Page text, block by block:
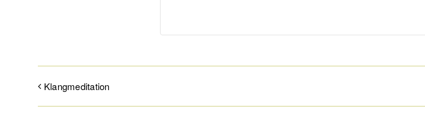
Klangmeditation